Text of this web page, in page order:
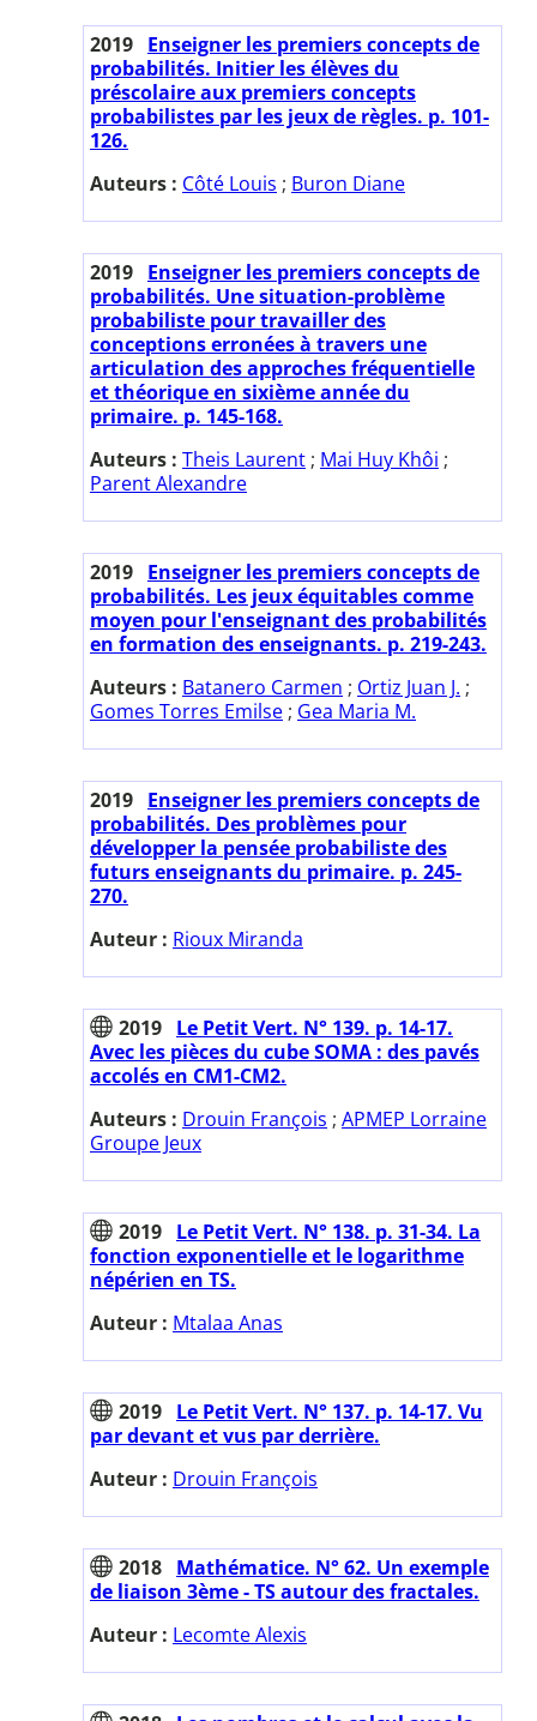
2019 Enseigner les premiers concepts de
probabilités. Initier les élèves du
préscolaire aux premiers concepts
probabilistes par les jeux de règles. p. 101-
126.
Auteurs : Côté Louis ; Buron Diane
2019 Enseigner les premiers concepts de
probabilités. Une situation-problème
probabiliste pour travailler des
conceptions erronées à travers une
articulation des approches fréquentielle
et théorique en sixième année du
primaire. p. 145-168.
Auteurs : Theis Laurent ; Mai Huy Khôi ;
Parent Alexandre
2019 Enseigner les premiers concepts de
probabilités. Les jeux équitables comme
moyen pour l'enseignant des probabilités
en formation des enseignants. p. 219-243.
Auteurs : Batanero Carmen ; Ortiz Juan J. ;
Gomes Torres Emilse ; Gea Maria M.
2019 Enseigner les premiers concepts de
probabilités. Des problèmes pour
développer la pensée probabiliste des
futurs enseignants du primaire. p. 245-
270.
Auteur : Rioux Miranda
2019 Le Petit Vert. N° 139. p. 14-17.
Avec les pièces du cube SOMA : des pavés
accolés en CM1-CM2.
Auteurs : Drouin François ; APMEP Lorraine
Groupe Jeux
2019 Le Petit Vert. N° 138. p. 31-34. La
fonction exponentielle et le logarithme
népérien en TS.
Auteur : Mtalaa Anas
2019 Le Petit Vert. N° 137. p. 14-17. Vu
par devant et vus par derrière.
Auteur : Drouin François
2018 Mathématice. N° 62. Un exemple
de liaison 3ème - TS autour des fractales.
Auteur : Lecomte Alexis